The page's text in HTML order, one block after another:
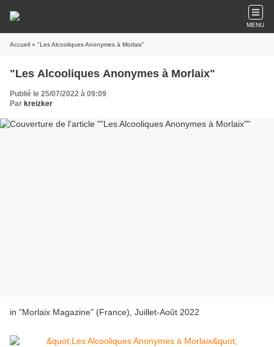
MENU
Accueil » "Les Alcooliques Anonymes à Morlaix"
"Les Alcooliques Anonymes à Morlaix"
Publié le 25/07/2022 à 09:09
Par kreizker
in "Morlaix Magazine" (France), Juillet-Août 2022